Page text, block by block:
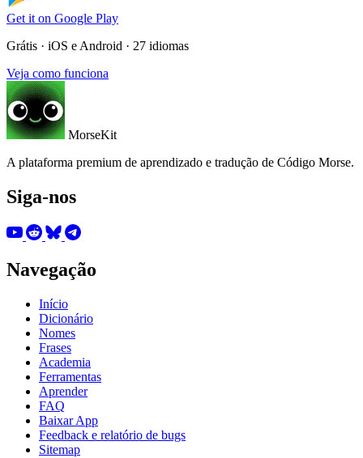
Get it on Google Play
Grátis · iOS e Android · 27 idiomas
Veja como funciona
MorseKit
A plataforma premium de aprendizado e tradução de Código Morse.
Siga-nos
Navegação
Início
Dicionário
Nomes
Frases
Academia
Ferramentas
Aprender
FAQ
Baixar App
Feedback e relatório de bugs
Sitemap